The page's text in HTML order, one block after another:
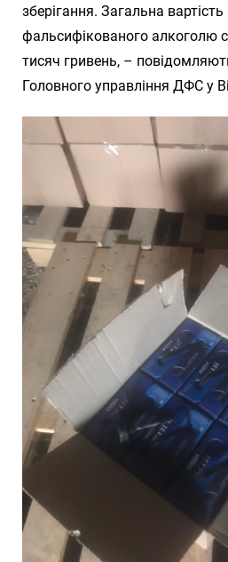
зберігання. Загальна
фальсифікованого алкоголю
тисяч гривень, –
Головного управління ДФС у